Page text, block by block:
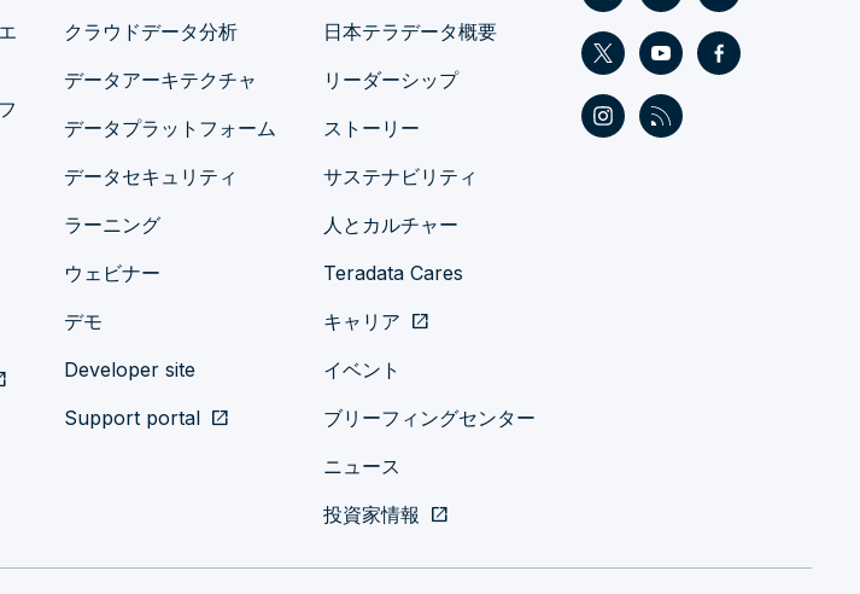
クラウドデータ分析
データアーキテクチャ
データプラットフォーム
データセキュリティ
ラーニング
ウェビナー
デモ
Developer site
Support portal open_in_new
日本テラデータ概要
リーダーシップ
ストーリー
サステナビリティ
人とカルチャー
Teradata Cares
キャリア open_in_new
イベント
ブリーフィングセンター
ニュース
投資家情報 open_in_new